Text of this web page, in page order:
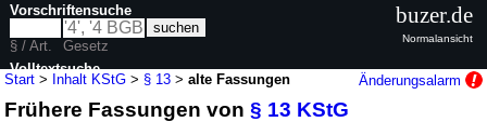
Start > Inhalt KStG > § 13 >alte Fassungen Änderungsalarm
Frühere Fassungen von§ 13 KStG
Vorschriftensuche
§ / Art.
Gesetz
Volltextsuche
nur in KStG
buzer.de
Normalansicht